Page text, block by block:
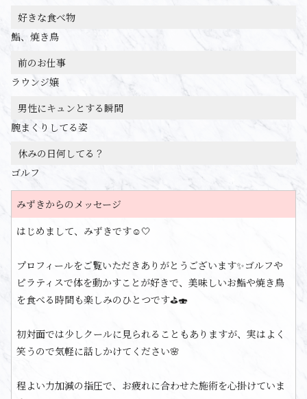
好きな食べ物
鮨、焼き鳥
前のお仕事
ラウンジ嬢
男性にキュンとする瞬間
腕まくりしてる姿
休みの日何してる？
ゴルフ
みずきからのメッセージ
はじめまして、みずきです☺️🤍
プロフィールをご覧いただきありがとうございます✨ゴルフや
ピラティスで体を動かすことが好きで、美味しいお鮨や焼き鳥
を食べる時間も楽しみのひとつです⛳🍣
初対面では少しクールに見られることもありますが、実はよく
笑うので気軽に話しかけてください🌸
程よい力加減の指圧で、お疲れに合わせた施術を心掛けていま